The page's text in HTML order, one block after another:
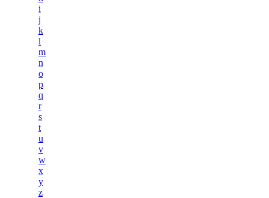
i
j
k
l
m
n
o
p
q
r
s
t
u
v
w
x
y
z